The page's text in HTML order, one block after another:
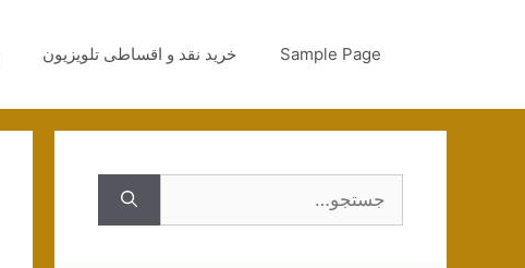
Sample Page خرید نقد و اقساطی تلویزیون